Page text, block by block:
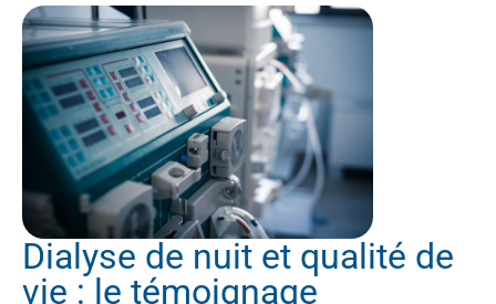
Dialyse de nuit et qualité de
vie : le témoignage